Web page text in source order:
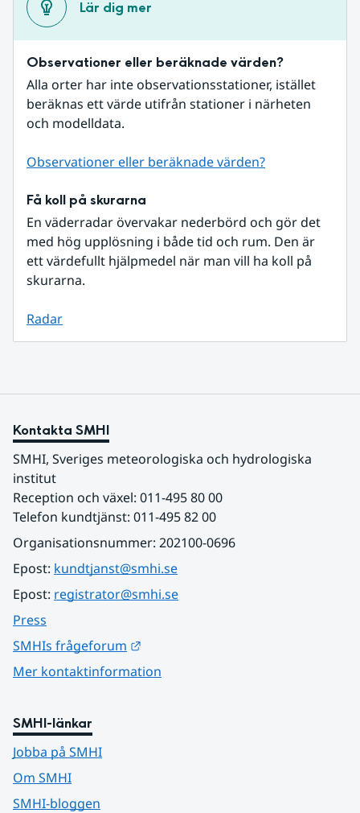
Lär dig mer
Observationer eller beräknade värden?
Alla orter har inte observationsstationer, istället
beräknas ett värde utifrån stationer i närheten
och modelldata.
Observationer eller beräknade värden?
Få koll på skurarna
En väderradar övervakar nederbörd och gör det
med hög upplösning i både tid och rum. Den är
ett värdefullt hjälpmedel när man vill ha koll på
skurarna.
Radar
Kontakta SMHI
SMHI, Sveriges meteorologiska och hydrologiska
institut
Reception och växel: 011-495 80 00
Telefon kundtjänst: 011-495 82 00
Organisationsnummer: 202100-0696
Epost: kundtjanst@smhi.se
Epost: registrator@smhi.se
Press
SMHIs frågeforum
Mer kontaktinformation
SMHI-länkar
Jobba på SMHI
Om SMHI
SMHI-bloggen